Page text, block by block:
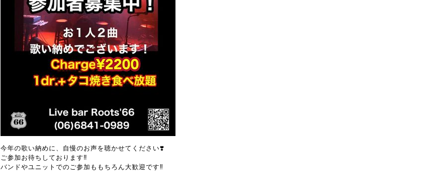
今年の歌い納めに、自慢のお声を聴かせてください❣️
ご参加お待ちしております‼️
バンドやユニットでのご参加ももちろん大歓迎です‼️